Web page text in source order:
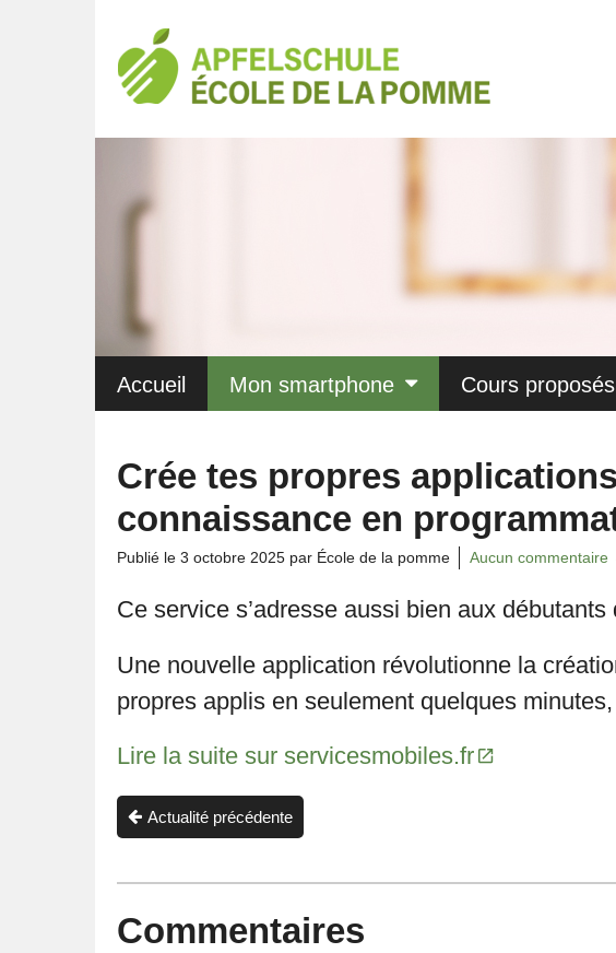
Accueil Mon smartphone Cours proposés
Crée tes propres
connaissance en
Publié le 3 octobre 2025 par École de la pomme Aucun commentaire
Ce service s’adresse aussi bien aux
Une nouvelle application révolutionne la
propres applis en seulement quelques
Lire la suite sur servicesmobiles.fr
Actualité précédente
Commentaires